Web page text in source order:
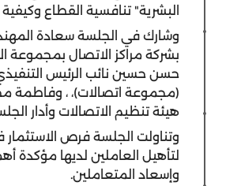
البشرية" تنافسية القطاع
وشارك في الجلسة سعادة
بشركة مراكز الاتصال بمجموعة
حسن حسين نائب الرئيس
(مجموعة اتصالات)، ، وفاطمة
هيئة تنظيم الاتصالات وأدار
وتناولت الجلسة فرص الاستثمار
لتأهيل العاملين لديها مؤكدة
وإسعاد المتعاملين.